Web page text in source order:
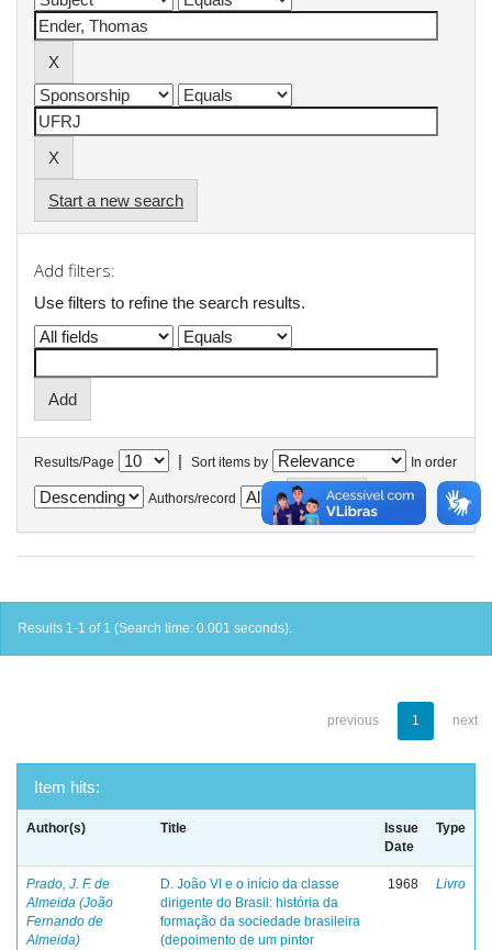
Start a new search
Add filters:
Use filters to refine the search results.
Results/Page | Sort items by In order
Authors/record
Results 1-1 of 1 (Search time: 0.001 seconds).
previous 1 next
Item hits:
Author(s) Title
Issue
Date
Type
Prado, J. F. de
Almeida (João
Fernando de
Almeida)
D. João VI e o início da classe
dirigente do Brasil: história da
formação da sociedade brasileira
(depoimento de um pintor
1968 Livro